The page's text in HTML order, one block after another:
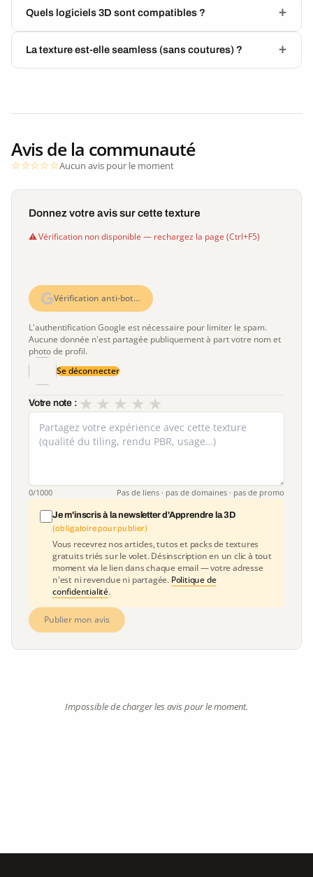
Quels logiciels 3D sont compatibles ?
La texture est-elle seamless (sans coutures) ?
Avis de la communauté
Aucun avis pour le moment
Donnez votre avis sur cette texture
Vérification non disponible — rechargez la page (Ctrl+F5)
Vérification anti-bot…
L'authentification Google est nécessaire pour limiter le spam.
Aucune donnée n'est partagée publiquement à part votre nom et
photo de profil.
Se déconnecter
Votre note : ★
★
★
★
★
0/1000 Pas de liens · pas de domaines · pas de promo
Je m'inscris à la newsletter d'Apprendre la 3D
(obligatoire pour publier)
Vous recevrez nos articles, tutos et packs de textures
gratuits triés sur le volet. Désinscription en un clic à tout
moment via le lien dans chaque email — votre adresse
n'est ni revendue ni partagée. Politique de
confidentialité.
Publier mon avis
Impossible de charger les avis pour le moment.